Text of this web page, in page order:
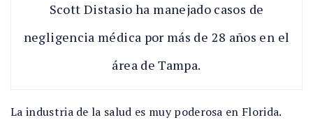
Scott Distasio ha manejado casos de
negligencia médica por más de 28 años en el
área de Tampa.
La industria de la salud es muy poderosa en Florida.